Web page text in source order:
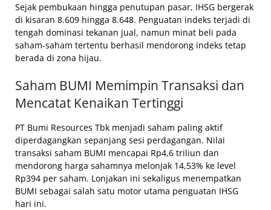
Sejak pembukaan hingga penutupan pasar, IHSG bergerak
di kisaran 8.609 hingga 8.648. Penguatan indeks terjadi di
tengah dominasi tekanan jual, namun minat beli pada
saham-saham tertentu berhasil mendorong indeks tetap
berada di zona hijau.
Saham BUMI Memimpin Transaksi dan
Mencatat Kenaikan Tertinggi
PT Bumi Resources Tbk menjadi saham paling aktif
diperdagangkan sepanjang sesi perdagangan. Nilai
transaksi saham BUMI mencapai Rp4,6 triliun dan
mendorong harga sahamnya melonjak 14,53% ke level
Rp394 per saham. Lonjakan ini sekaligus menempatkan
BUMI sebagai salah satu motor utama penguatan IHSG
hari ini.